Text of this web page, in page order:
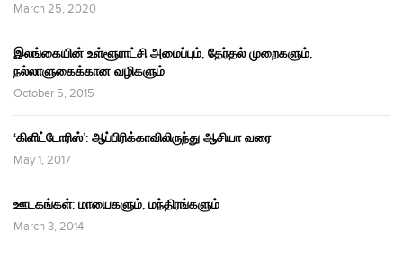
March 25, 2020
இலங்கையின் உள்ளூராட்சி அமைப்பும், தேர்தல் முறைகளும்,
நல்லாளுகைக்கான வழிகளும்
October 5, 2015
‘கிளிட்டோரிஸ்’: ஆப்பிரிக்காவிலிருந்து ஆசியா வரை
May 1, 2017
ஊடகங்கள்: மாயைகளும், மந்திரங்களும்
March 3, 2014